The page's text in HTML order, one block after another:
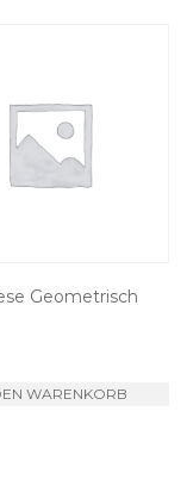
Geometrisch
WARENKORB